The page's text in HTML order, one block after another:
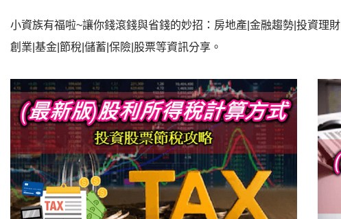
小資族有福啦~讓你錢滾錢與省錢的妙招：房地產|金融趨勢|投資理財|
創業|基金|節稅|儲蓄|保險|股票等資訊分享。